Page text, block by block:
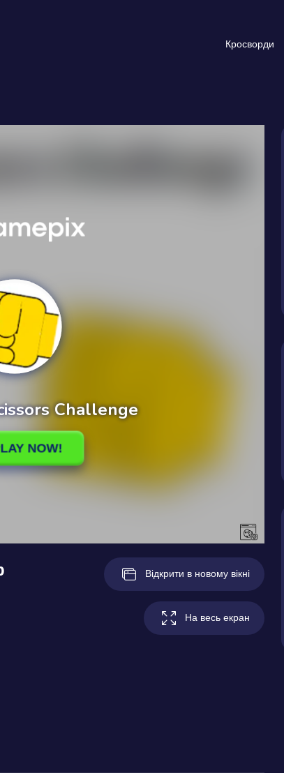
Кросворди
Відкрити в новому вікні
На весь екран